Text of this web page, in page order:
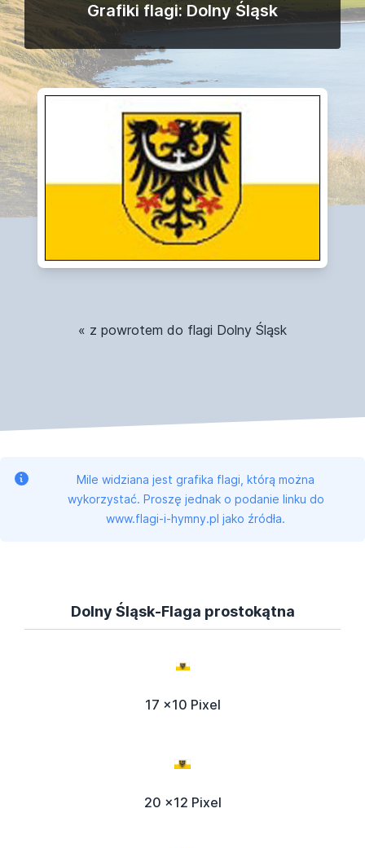
Grafiki flagi: Dolny Śląsk
« z powrotem do flagi Dolny Śląsk
Mile widziana jest grafika flagi, którą można
wykorzystać. Proszę jednak o podanie linku do
www.flagi-i-hymny.pl jako źródła.
Dolny Śląsk-Flaga prostokątna
17 x10 Pixel
20 x12 Pixel